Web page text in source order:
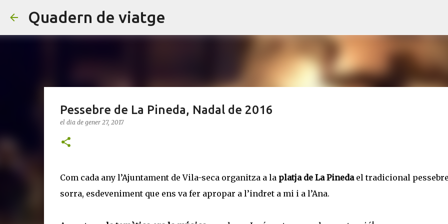
Quadern de viatge
Pessebre de La Pineda, Nadal de 2016
el dia de gener 27, 2017
Com cada any l’Ajuntament de Vila-seca organitza a la platja de La Pinedael tradicional
sorra, esdeveniment que ens va fer apropar a l’indret a mi i a l’Ana.